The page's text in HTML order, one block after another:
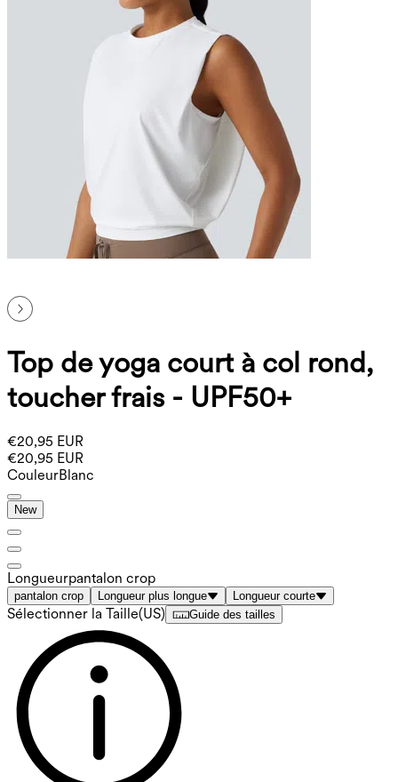
Top de yoga court à col rond,
toucher frais - UPF50+
€20,95 EUR
€20,95 EUR
CouleurBlanc
New
Longueurpantalon crop
pantalon crop Longueur plus longue Longueur courte
Sélectionner la Taille(US) Guide des tailles